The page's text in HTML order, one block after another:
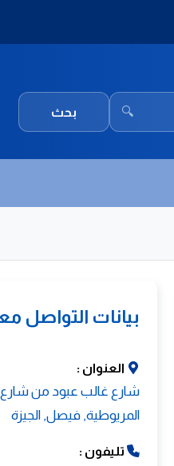
🔍 بحث
بيانات التواصل
العنوان :
المريوطية, فيصل, الجيزة
تليفون :